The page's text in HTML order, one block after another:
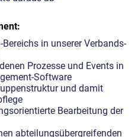
in unserer Verbands-
Prozesse und Events in
Software
und damit
Bearbeitung der
abteilungsübergreifenden